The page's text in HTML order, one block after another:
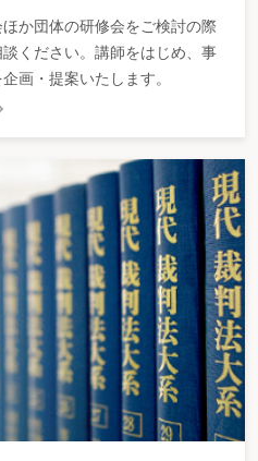
か団体の研修会をご検討の際
ください。講師をはじめ、事
画・提案いたします。